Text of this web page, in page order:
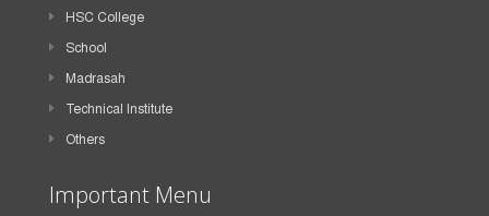
HSC College
School
Madrasah
Technical Institute
Others
Important Menu